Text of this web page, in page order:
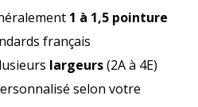
1 à 1,5 pointure
français
largeurs(2A à 4E)
selon votre